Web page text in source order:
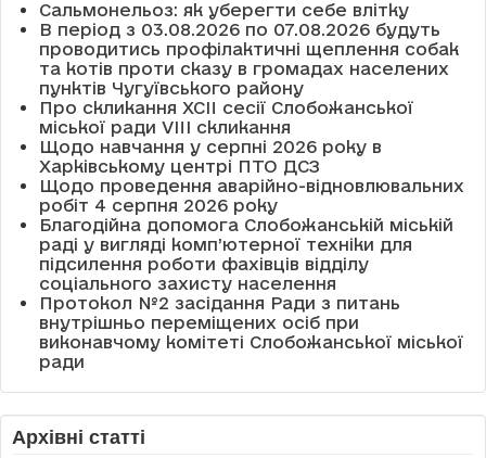
Сальмонельоз: як уберегти себе влітку
В період з 03.08.2026 по 07.08.2026 будуть
проводитись профілактичні щеплення собак
та котів проти сказу в громадах населених
пунктів Чугуївського району
Про скликання XCII сесії Слобожанської
міської ради VIII скликання
Щодо навчання у серпні 2026 року в
Харківському центрі ПТО ДСЗ
Щодо проведення аварійно-відновлювальних
робіт 4 серпня 2026 року
Благодійна допомога Слобожанській міській
раді у вигляді комп’ютерної техніки для
підсилення роботи фахівців відділу
соціального захисту населення
Протокол №2 засідання Ради з питань
внутрішньо переміщених осіб при
виконавчому комітеті Слобожанської міської
ради
Архівні статті